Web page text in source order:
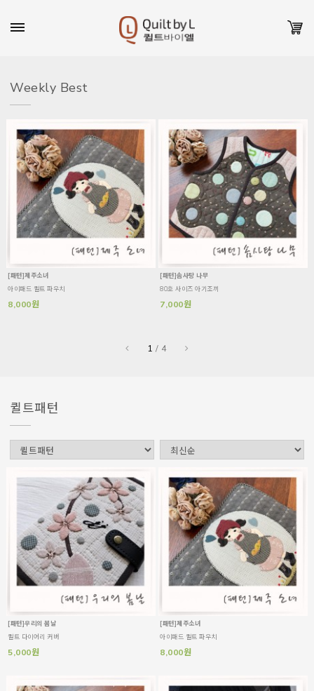
Weekly Best
[패턴]제주소녀
아이패드 퀼트 파우치
8,000원
[패턴]솜사탕 나무
80호 사이즈 아기조끼
7,000원
1 / 4
퀼트패턴
[패턴]우리의 봄날
퀼트 다이어리 커버
5,000원
[패턴]제주소녀
아이패드 퀼트 파우치
8,000원